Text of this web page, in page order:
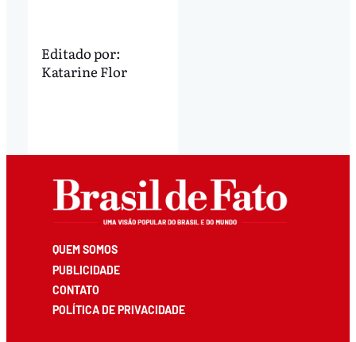
Editado por:
Katarine Flor
QUEM SOMOS
PUBLICIDADE
CONTATO
POLÍTICA DE PRIVACIDADE